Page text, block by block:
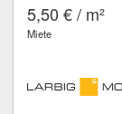
5,50 € / m²
Miete